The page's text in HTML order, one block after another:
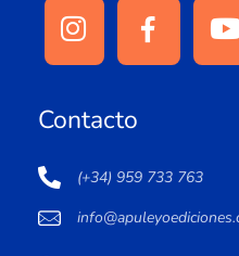
Contacto
(+34) 959 733 763